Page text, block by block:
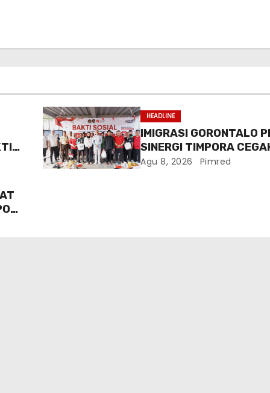
HEADLINE
IMIGRASI GORONTALO
SINERGI TIMPORA
DAN AWASI AKTIVITAS
Agu 8, 2026 Pimred